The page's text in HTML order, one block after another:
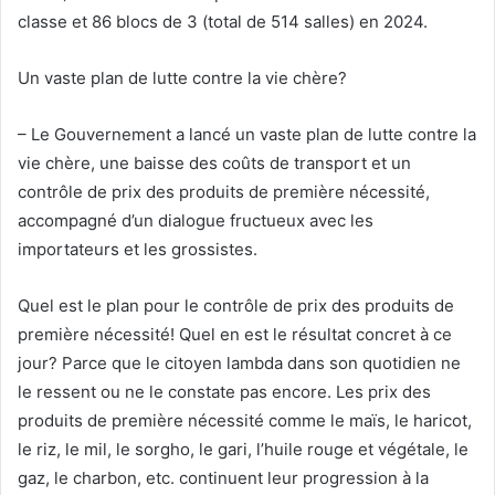
classe et 86 blocs de 3 (total de 514 salles) en 2024.
Un vaste plan de lutte contre la vie chère?
– Le Gouvernement a lancé un vaste plan de lutte contre la
vie chère, une baisse des coûts de transport et un
contrôle de prix des produits de première nécessité,
accompagné d’un dialogue fructueux avec les
importateurs et les grossistes.
Quel est le plan pour le contrôle de prix des produits de
première nécessité! Quel en est le résultat concret à ce
jour? Parce que le citoyen lambda dans son quotidien ne
le ressent ou ne le constate pas encore. Les prix des
produits de première nécessité comme le maïs, le haricot,
le riz, le mil, le sorgho, le gari, l’huile rouge et végétale, le
gaz, le charbon, etc. continuent leur progression à la